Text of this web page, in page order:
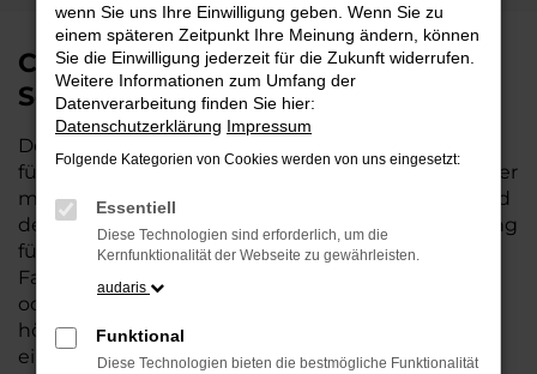
CUPRA Leon Neuwagen bei
Schmidt + Koch für Nordenham
Der CUPRA Leon ist die perfekte Wahl für alle, die
für Nordenham einen Neuwagen suchen. Mit seiner
modernen Technik, seinem effizienten Antrieb und
dem stilvollen Design ist der Leon die ideale Lösung
für jeden, der ein zuverlässiges und komfortables
Fahrzeug möchte. Egal, ob für den Stadtverkehr
oder längere Fahrten – der Leon bietet Ihnen
höchsten Fahrkomfort, innovative Features und
eine herausragende Wirtschaftlichkeit.
wenn Sie uns Ihre Einwilligung geben. Wenn Sie zu
einem späteren Zeitpunkt Ihre Meinung ändern, können
Sie die Einwilligung jederzeit für die Zukunft widerrufen.
Weitere Informationen zum Umfang der
Datenverarbeitung finden Sie hier:
Datenschutzerklärung Impressum
Folgende Kategorien von Cookies werden von uns eingesetzt:
Essentiell
Diese Technologien sind erforderlich, um die
Kernfunktionalität der Webseite zu gewährleisten.
audaris
Funktional
Diese Technologien bieten die bestmögliche Funktionalität